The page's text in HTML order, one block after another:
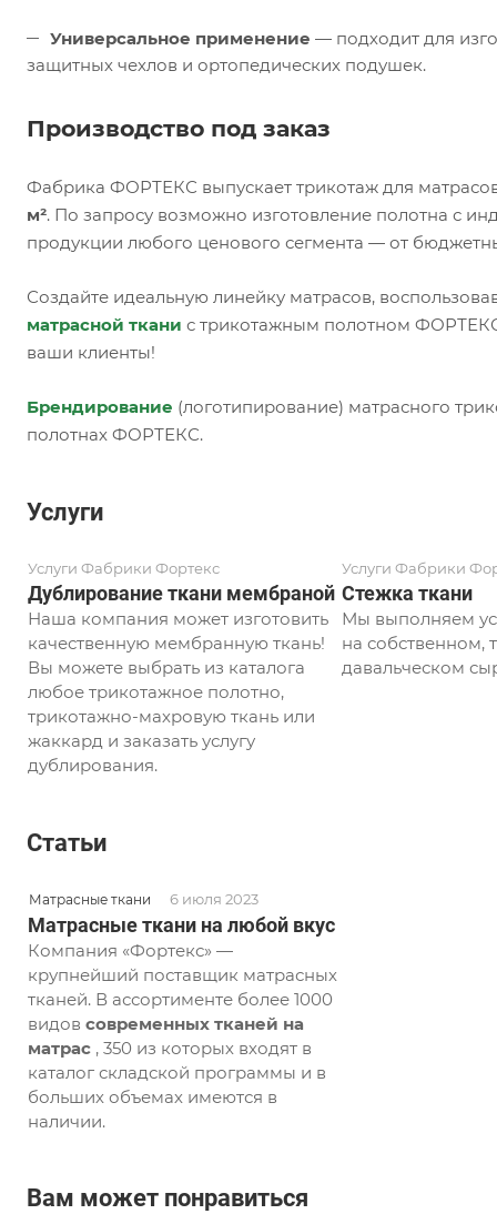
Универсальное применение — подходит для
защитных чехлов и ортопедических подушек.
Производство под заказ
Фабрика ФОРТЕКС выпускает трикотаж для
м². По запросу возможно изготовление полотна с
продукции любого ценового сегмента — от
Создайте идеальную линейку матрасов,
матрасной ткани с трикотажным полотном
ваши клиенты!
Брендирование (логотипирование) матрасного
полотнах ФОРТЕКС.
Услуги
Услуги Фабрики Фортекс
Дублирование ткани мембраной
Наша компания может изготовить
качественную мембранную ткань!
Вы можете выбрать из каталога
любое трикотажное полотно,
трикотажно-махровую ткань или
жаккард и заказать услугу
дублирования.
Услуги Фабрики
Стежка ткани
Мы выполняем
на собственном,
давальческом
Статьи
Матрасные ткани 6 июля 2023
Матрасные ткани на любой вкус
Компания «Фортекс» —
крупнейший поставщик матрасных
тканей. В ассортименте более 1000
видов современных тканей на
матрас , 350 из которых входят в
каталог складской программы и в
больших объемах имеются в
наличии.
Вам может понравиться